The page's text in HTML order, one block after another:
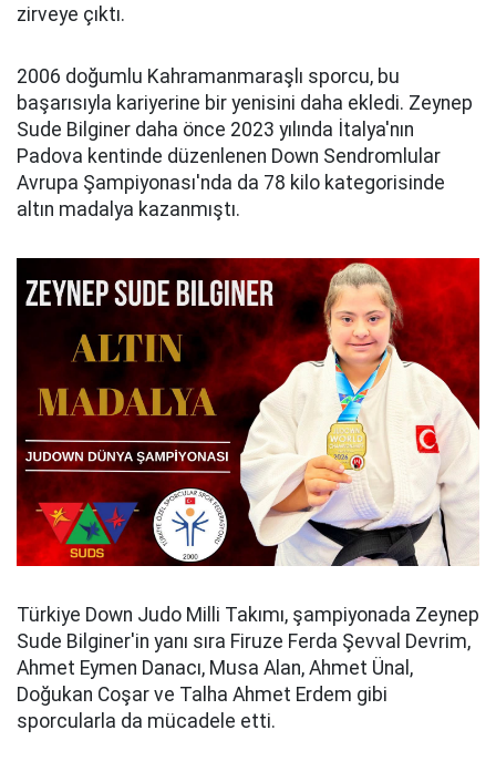
zirveye çıktı.
2006 doğumlu Kahramanmaraşlı sporcu, bu
başarısıyla kariyerine bir yenisini daha ekledi. Zeynep
Sude Bilginer daha önce 2023 yılında İtalya'nın
Padova kentinde düzenlenen Down Sendromlular
Avrupa Şampiyonası'nda da 78 kilo kategorisinde
altın madalya kazanmıştı.
Türkiye Down Judo Milli Takımı, şampiyonada Zeynep
Sude Bilginer'in yanı sıra Firuze Ferda Şevval Devrim,
Ahmet Eymen Danacı, Musa Alan, Ahmet Ünal,
Doğukan Coşar ve Talha Ahmet Erdem gibi
sporcularla da mücadele etti.